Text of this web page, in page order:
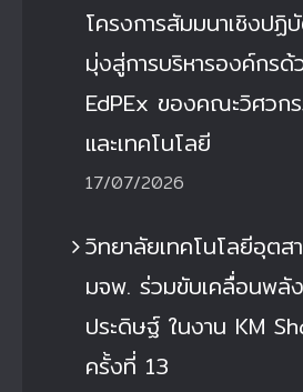
โครงการสัมมนาเชิงปฏิ
มุ่งสู่การบริหารองค์กรด้
EdPEx ของคณะวิศวก
และเทคโนโลยี
17/07/2026
วิทยาลัยเทคโนโลยีอุตส
มจพ. ร่วมขับเคลื่อนพ
ประดิษฐ์ ในงาน KM
ครั้งที่ 13